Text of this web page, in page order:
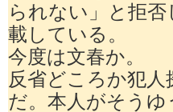
られない」と拒
載している。
今度は文春か。
反省どころか犯人
だ。本人がそう